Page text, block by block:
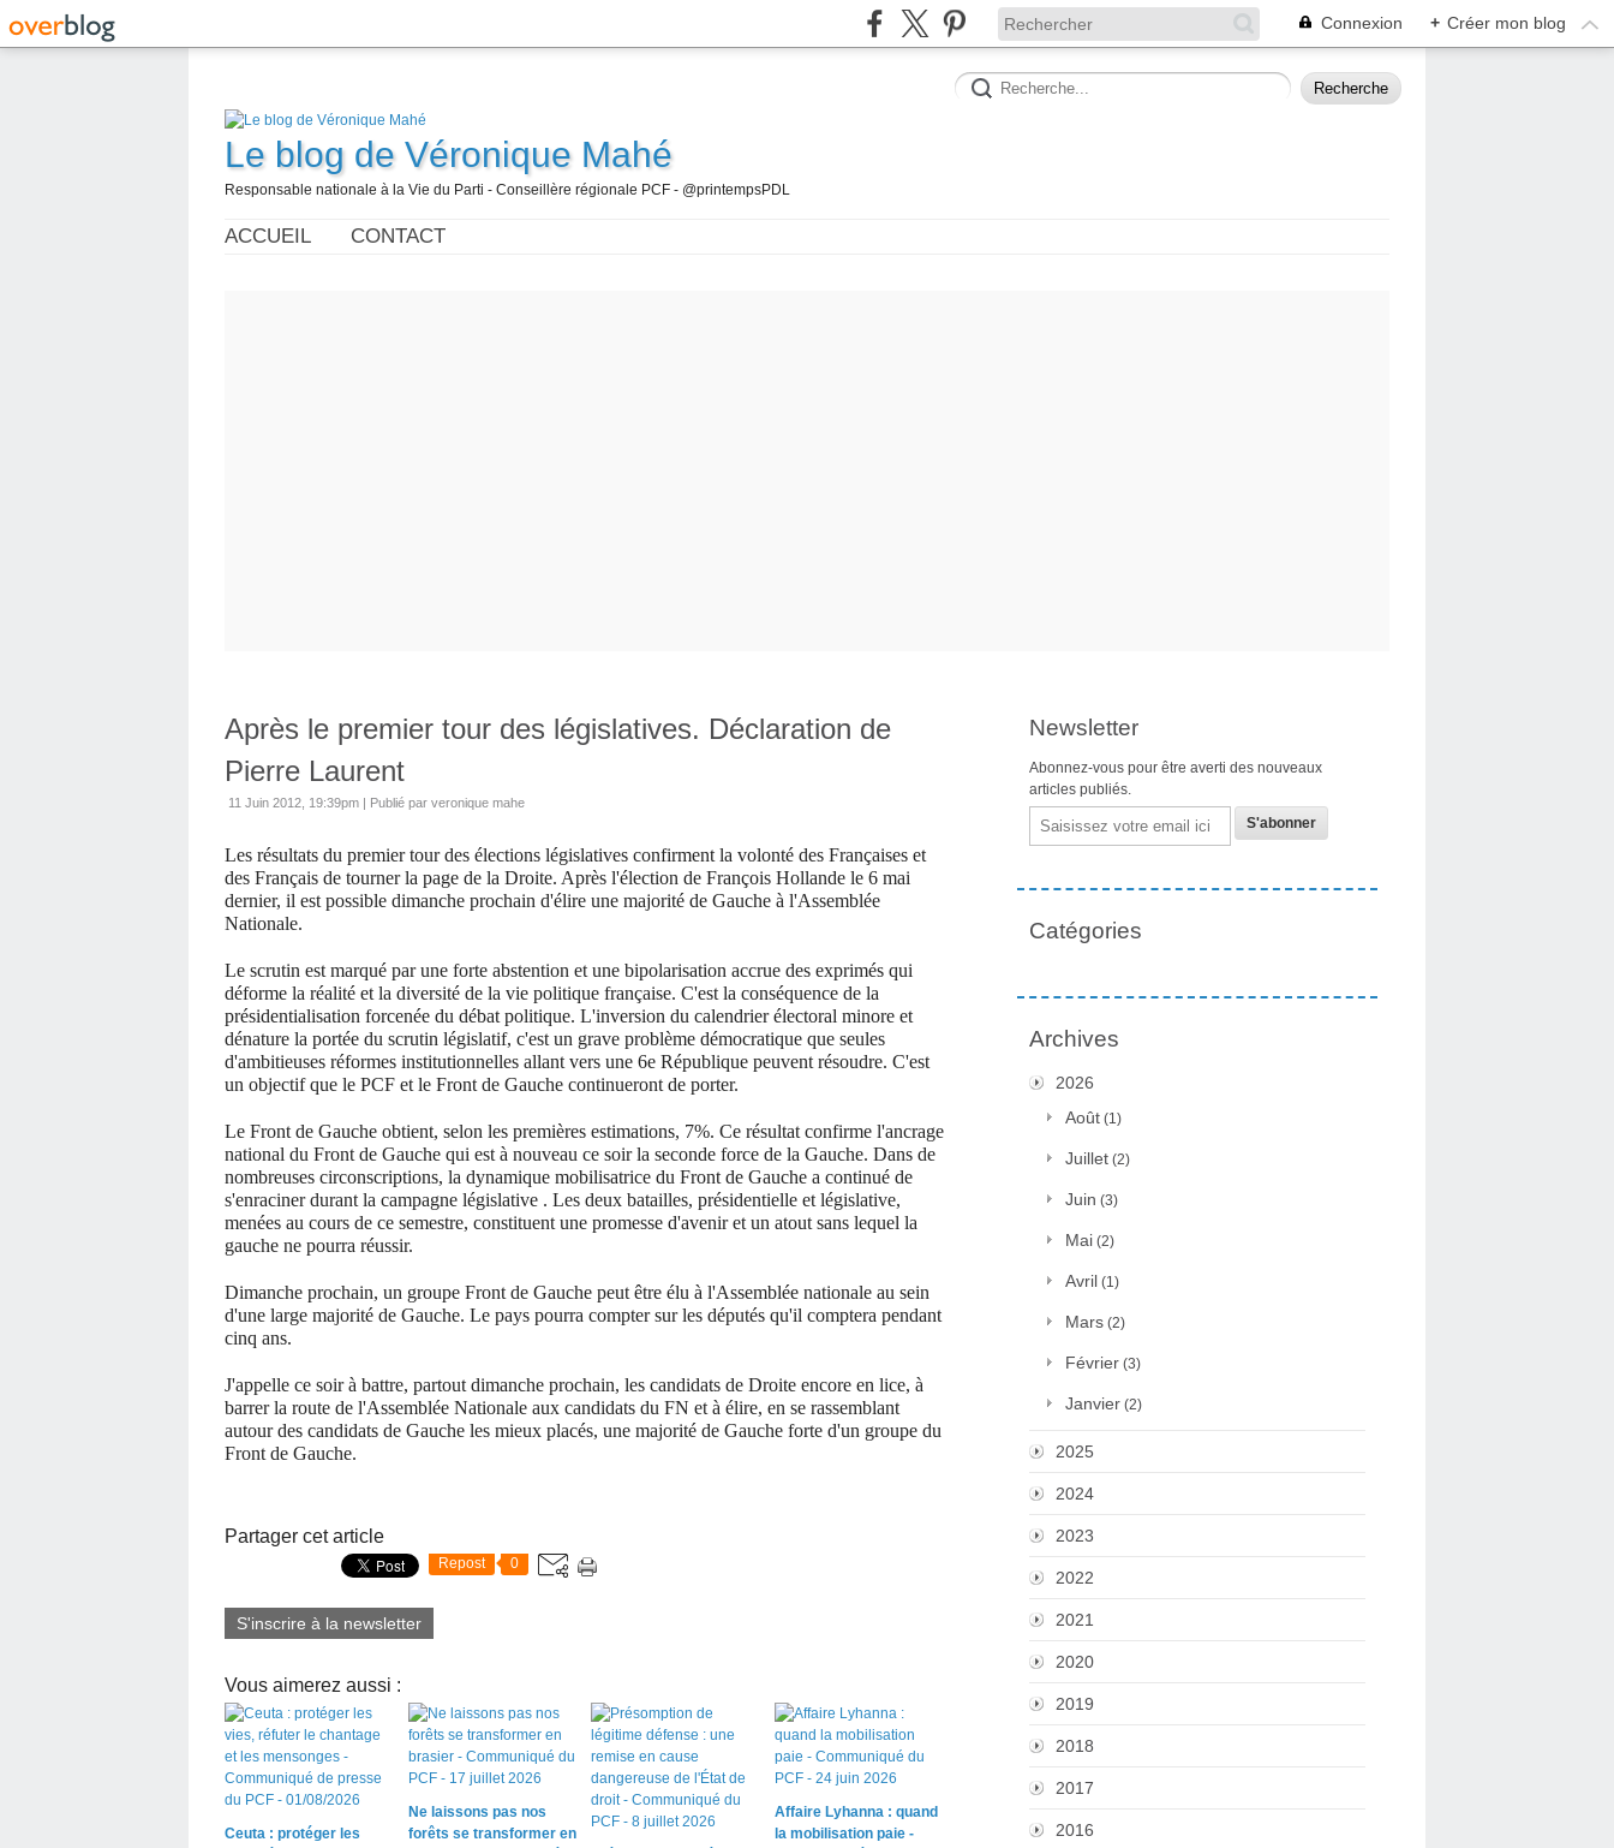
Connexion + Créer mon blog
Le blog de Véronique Mahé
Responsable nationale à la Vie du Parti - Conseillère régionale PCF - @printempsPDL
ACCUEIL CONTACT
Après le premier tour des législatives. Déclaration de
Pierre Laurent
11 Juin 2012, 19:39pm | Publié par veronique mahe
Les résultats du premier tour des élections législatives confirment la volonté des Françaises et
des Français de tourner la page de la Droite. Après l'élection de François Hollande le 6 mai
dernier, il est possible dimanche prochain d'élire une majorité de Gauche à l'Assemblée
Nationale.
Le scrutin est marqué par une forte abstention et une bipolarisation accrue des exprimés qui
déforme la réalité et la diversité de la vie politique française. C'est la conséquence de la
présidentialisation forcenée du débat politique. L'inversion du calendrier électoral minore et
dénature la portée du scrutin législatif, c'est un grave problème démocratique que seules
d'ambitieuses réformes institutionnelles allant vers une 6e République peuvent résoudre. C'est
un objectif que le PCF et le Front de Gauche continueront de porter.
Le Front de Gauche obtient, selon les premières estimations, 7%. Ce résultat confirme l'ancrage
national du Front de Gauche qui est à nouveau ce soir la seconde force de la Gauche. Dans de
nombreuses circonscriptions, la dynamique mobilisatrice du Front de Gauche a continué de
s'enraciner durant la campagne législative . Les deux batailles, présidentielle et législative,
menées au cours de ce semestre, constituent une promesse d'avenir et un atout sans lequel la
gauche ne pourra réussir.
Dimanche prochain, un groupe Front de Gauche peut être élu à l'Assemblée nationale au sein
d'une large majorité de Gauche. Le pays pourra compter sur les députés qu'il comptera pendant
cinq ans.
J'appelle ce soir à battre, partout dimanche prochain, les candidats de Droite encore en lice, à
barrer la route de l'Assemblée Nationale aux candidats du FN et à élire, en se rassemblant
autour des candidats de Gauche les mieux placés, une majorité de Gauche forte d'un groupe du
Front de Gauche.
Partager cet article
Repost 0
S'inscrire à la newsletter
Vous aimerez aussi :
Ceuta : protéger les
Ne laissons pas nos
forêts se transformer en
Affaire Lyhanna : quand
la mobilisation paie -
Newsletter
Abonnez-vous pour être averti des nouveaux
articles publiés.
Email
Catégories
Archives
2026
Août (1)
Juillet (2)
Juin (3)
Mai (2)
Avril (1)
Mars (2)
Février (3)
Janvier (2)
2025
2024
2023
2022
2021
2020
2019
2018
2017
2016